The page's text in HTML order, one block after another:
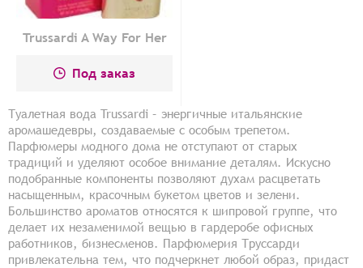
Trussardi A Way For Her
Под заказ
Туалетная вода Trussardi – энергичные итальянские
аромашедевры, создаваемые с особым трепетом.
Парфюмеры модного дома не отступают от старых
традиций и уделяют особое внимание деталям. Искусно
подобранные компоненты позволяют духам расцветать
насыщенным, красочным букетом цветов и зелени.
Большинство ароматов относятся к шипровой группе, что
делает их незаменимой вещью в гардеробе офисных
работников, бизнесменов. Парфюмерия Труссарди
привлекательна тем, что подчеркнет любой образ, придаст